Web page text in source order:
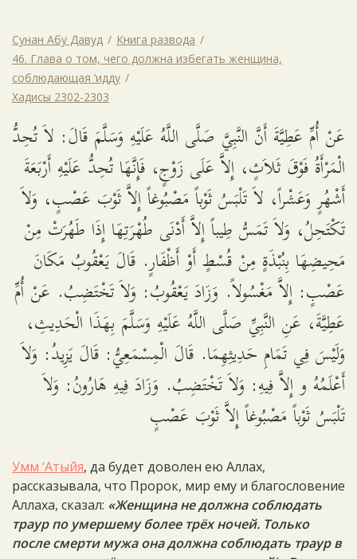
Сунан Абу Давуд
Книга развода
46. Глава о том, чего должна избегать женщина,
соблюдающая ‘идду
Хадисы 2302-2303
عَنْ أُمِّ عَطِيَّةَ أَنَّ النَّبِيَّ صَلَّى اللَّهُ عَلَيْهِ وَسَلَّمَ قَالَ: لاَ تُحِدُّ
الْمَرْأَةُ فَوْقَ ثَلاَثٍ، إِلاَّ عَلَى زَوْجٍ، فَإِنَّهَا تُحِدُّ عَلَيْهِ أَرْبَعَةَ
أَشْهُرٍ وَعَشْراً، لاَ تَلْبَسُ ثَوْباً مَصْبُوغاً إِلاَّ ثَوْبَ عَصْبٍ، وَلاَ
تَكْتَحِلُ، وَلاَ تَمَسُّ طِيباً إِلاَّ أَدْنَى طُهْرَتِهَا إِذَا طَهُرَتْ مِنْ
مَحِيضِهَا بِنُبْذَةٍ مِنْ قُسْطٍ أَوْ أَظْفَارٍ. قَالَ يَعْقُوبُ مَكَانَ
عَصْبٍ: إِلاَّ مَغْسُولاً. وَزَادَ يَعْقُوبُ: وَلاَ تَخْتَضِبُ. عَنْ أُمِّ
عَطِيَّةَ، عَنِ النَّبِيِّ صَلَّى اللَّهُ عَلَيْهِ وَسَلَّمَ بِهَذَا الْحَدِيثِ،
وَلَيْسَ فِي تَمَامِ حَدِيثِهِمَا. قَالَ الْمِسْمَعِيُّ: قَالَ يَزِيدُ: وَلاَ
أَعْلَمُهُ و إِلاَّ فِيهِ: وَلاَ تَخْتَضِبُ. وَزَادَ فِيهِ هَارُونُ: وَلاَ
تَلْبَسُ ثَوْباً مَصْبُوغاً إِلاَّ ثَوْبَ عَصْبٍ
Умм ‘Атыйя, да будет доволен ею Аллах,
рассказывала, что Пророк, мир ему и благословение
Аллаха, сказал: «Женщина не должна соблюдать
траур по умершему более трёх ночей. Только
после смерти мужа она должна соблюдать траур в